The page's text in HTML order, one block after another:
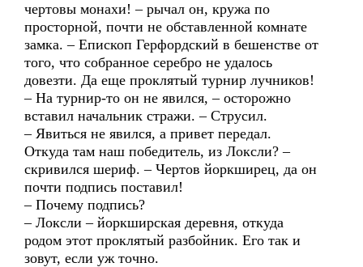
чертовы монахи! – рычал он, кружа по
просторной, почти не обставленной комнате
замка. – Епископ Герфордский в бешенстве от
того, что собранное серебро не удалось
довезти. Да еще проклятый турнир лучников!
– На турнир-то он не явился, – осторожно
вставил начальник стражи. – Струсил.
– Явиться не явился, а привет передал.
Откуда там наш победитель, из Локсли? –
скривился шериф. – Чертов йоркширец, да он
почти подпись поставил!
– Почему подпись?
– Локсли – йоркширская деревня, откуда
родом этот проклятый разбойник. Его так и
зовут, если уж точно.